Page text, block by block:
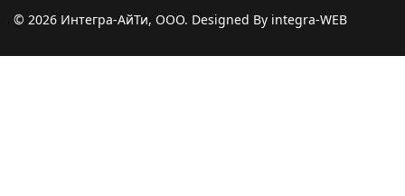
© 2026 Интегра-АйТи, ООО. Designed By integra-WEB